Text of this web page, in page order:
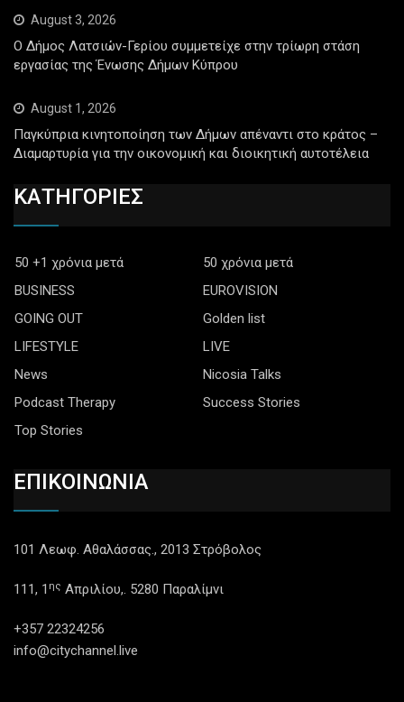
August 3, 2026
Ο Δήμος Λατσιών-Γερίου συμμετείχε στην τρίωρη στάση
εργασίας της Ένωσης Δήμων Κύπρου
August 1, 2026
Παγκύπρια κινητοποίηση των Δήμων απέναντι στο κράτος –
Διαμαρτυρία για την οικονομική και διοικητική αυτοτέλεια
ΚΑΤΗΓΟΡΙΕΣ
50 +1 χρόνια μετά
50 χρόνια μετά
BUSINESS
EUROVISION
GOING OUT
Golden list
LIFESTYLE
LIVE
News
Nicosia Talks
Podcast Therapy
Success Stories
Top Stories
ΕΠΙΚΟΙΝΩΝΙΑ
101 Λεωφ. Αθαλάσσας., 2013 Στρόβολος
111, 1 ης Απριλίου,. 5280 Παραλίμνι
+357 22324256
info@citychannel.live